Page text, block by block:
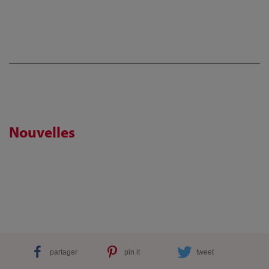
Nouvelles
partager pin it tweet